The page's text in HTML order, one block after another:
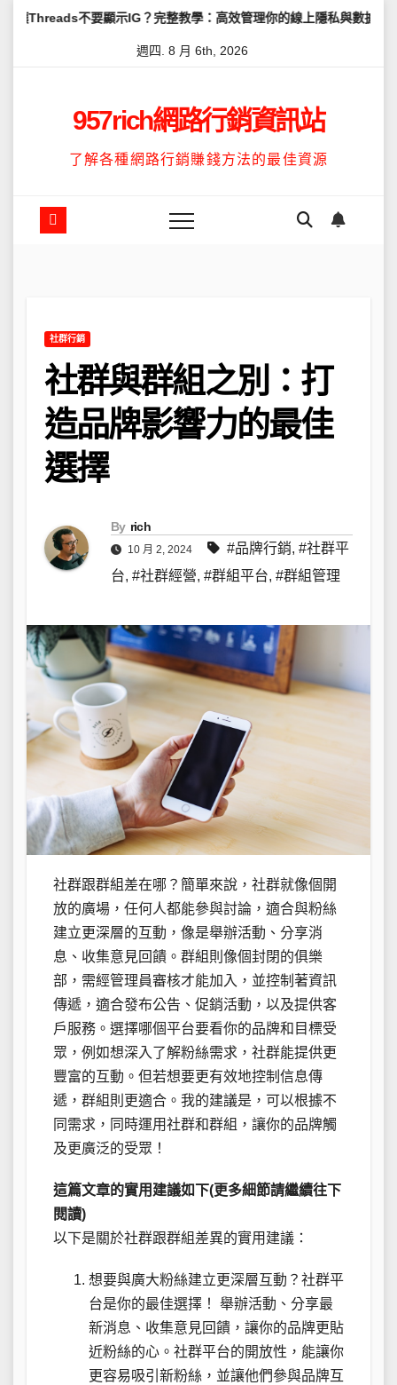
Skip示IG？完整教學：高效管理你的線上隱私與數據安全 怎麼讓
週四. 8 月 6th, 2026
957rich網路行銷資訊站
了解各種網路行銷賺錢方法的最佳資源
社群行銷
社群與群組之別：打
造品牌影響力的最佳
選擇
By rich
10 月 2, 2024 #品牌行銷, #社群平
台, #社群經營, #群組平台, #群組管理
社群跟群組差在哪？簡單來說，社群就像個開
放的廣場，任何人都能參與討論，適合與粉絲
建立更深層的互動，像是舉辦活動、分享消
息、收集意見回饋。群組則像個封閉的俱樂
部，需經管理員審核才能加入，並控制著資訊
傳遞，適合發布公告、促銷活動，以及提供客
戶服務。選擇哪個平台要看你的品牌和目標受
眾，例如想深入了解粉絲需求，社群能提供更
豐富的互動。但若想要更有效地控制信息傳
遞，群組則更適合。我的建議是，可以根據不
同需求，同時運用社群和群組，讓你的品牌觸
及更廣泛的受眾！
這篇文章的實用建議如下(更多細節請繼續往下
閱讀)
以下是關於社群跟群組差異的實用建議：
想要與廣大粉絲建立更深層互動？社群平
台是你的最佳選擇！ 舉辦活動、分享最
新消息、收集意見回饋，讓你的品牌更貼
近粉絲的心。社群平台的開放性，能讓你
更容易吸引新粉絲，並讓他們參與品牌互